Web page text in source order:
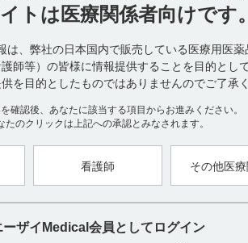
トは 医療関係者向けです。
は、弊社の日本国内で販売している医療用医
師等）の皆様に情報提供することを目的とし
を目的としたものではありませんのでご了承く
確認後、あなたに該当する項目からお進みください。
たのクリックは上記への承認とみなされます。
看護師 その他医
ーザイMedical会員としてログイン
終投与後のサフィナミドの血漿中薬物動態パラメ
ときのC
及びAUCは、投与量に比例して増加し
1.9～2.0であり、各用量とも蓄積性はなく、投与開
人を対象とした反復投与時の臨床試験では、蓄積
、用法及び用量として以下の記載があります。
ドパ含有製剤と併用する。通常、成人にはサフィ
じて100mgを1日1回経口投与できる。
ナ錠50mg 電子添文 2024年1月改訂（第5版） 16